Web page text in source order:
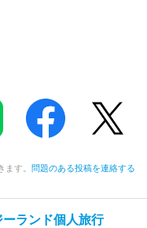
す。 問題のある投稿を連絡する
ランド個人旅行